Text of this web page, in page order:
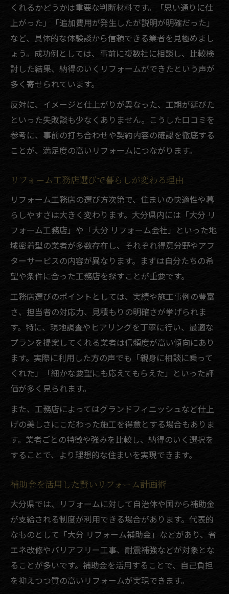
くれるかどうかは重要な判断材料です。「思い通りに仕
上がった」「追加費用が発生したが説明が明確だった」
など、具体的な体験談から信頼できる業者を見極めまし
ょう。成功例としては、事前に複数社に相談し、比較検
討した結果、納得のいくリフォームができたという声が
多く寄せられています。
反対に、イメージと仕上がりが異なった、工期が延びた
といった失敗談も少なくありません。こうした口コミを
参考に、事前の打ち合わせや契約内容の確認を徹底する
ことが、満足度の高いリフォームにつながります。
リフォーム工務店選びで暮らしが変わる理由
リフォーム工務店の選び方次第で、住まいの快適性や暮
らしやすさは大きく変わります。大分県内には「大分 リ
フォーム工務店」や「大分 リフォーム会社」といった地
域密着型の業者が多数存在し、それぞれ得意分野やアフ
ターサービスの内容が異なります。まずは自分たちの希
望や条件に合った工務店を探すことが重要です。
工務店選びのポイントとしては、実績や施工事例の豊富
さ、担当者の対応力、見積もりの明確さが挙げられま
す。特に、現地調査やヒアリングを丁寧に行い、最適な
プランを提案してくれる業者は信頼度が高い傾向にあり
ます。実際に利用した方の声でも「親身に相談に乗って
くれた」「細かな要望にも応えてもらえた」といった評
価が多く見られます。
また、工務店によってはグランドフィニッシュなど仕上
げの美しさにこだわった施工を得意とする場合もありま
す。業者ごとの特徴や強みを比較し、納得のいく選択を
することで、より理想的な住まいを実現できます。
補助金を活用した賢いリフォーム計画術
大分県では、リフォームに対して自治体や国から補助金
が支給される制度が利用できる場合があります。代表的
なものとして「大分 リフォーム補助金」などがあり、省
エネ改修やバリアフリー工事、耐震補強などが対象とな
ることが多いです。補助金を活用することで、自己負担
を抑えつつ質の高いリフォームが実現できます。